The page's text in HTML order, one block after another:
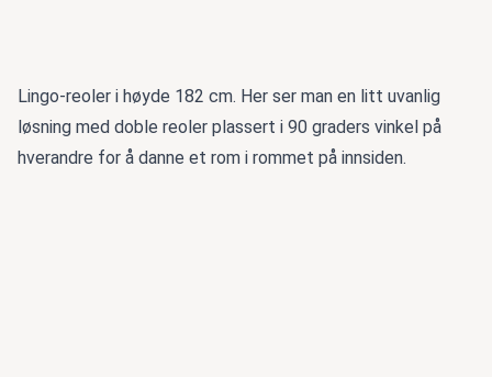
Lingo-reoler i høyde 182 cm. Her ser man en litt uvanlig
løsning med doble reoler plassert i 90 graders vinkel på
hverandre for å danne et rom i rommet på innsiden.